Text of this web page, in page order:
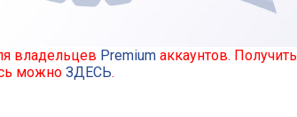
владельцев Premium аккаунтов. Получить
можно ЗДЕСЬ.